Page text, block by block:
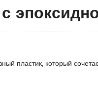
пластик, который